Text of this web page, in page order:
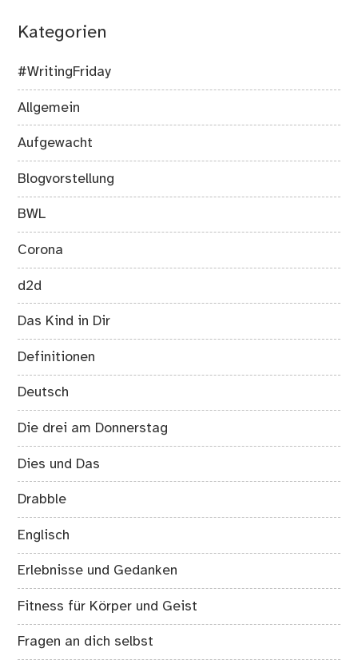
Kategorien
#WritingFriday
Allgemein
Aufgewacht
Blogvorstellung
BWL
Corona
d2d
Das Kind in Dir
Definitionen
Deutsch
Die drei am Donnerstag
Dies und Das
Drabble
Englisch
Erlebnisse und Gedanken
Fitness für Körper und Geist
Fragen an dich selbst